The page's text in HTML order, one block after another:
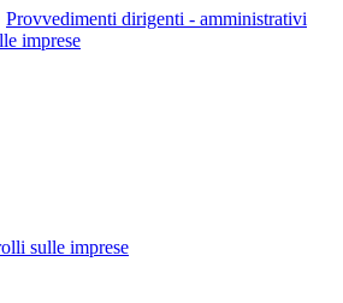
Provvedimenti dirigenti - amministrativi
imprese
sulle imprese